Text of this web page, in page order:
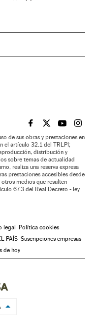
EL PAÍS BRASIL EN
EL PAÍSEL PAÍS
EL
de sus obras y prestaciones en
el artículo 32.1 del TRLPI;
distribución y
sobre temas de actualidad
realiza una reserva expresa
prestaciones accesibles desde
medios que resulten
67.3 del Real Decreto - ley
legal Política cookies
PAÍS Suscripciones empresas
de hoy